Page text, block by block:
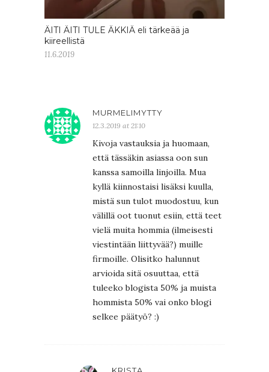
ÄITI ÄITI TULE ÄKKIÄ eli tärkeää ja
kiireellistä
11.6.2019
MURMELIMYTTY
12.3.2019 at 21:10
Kivoja vastauksia ja huomaan,
että tässäkin asiassa oon sun
kanssa samoilla linjoilla. Mua
kyllä kiinnostaisi lisäksi kuulla,
mistä sun tulot muodostuu, kun
välillä oot tuonut esiin, että teet
vielä muita hommia (ilmeisesti
viestintään liittyvää?) muille
firmoille. Olisitko halunnut
arvioida sitä osuuttaa, että
tuleeko blogista 50% ja muista
hommista 50% vai onko blogi
selkee päätyö? :)
KRISTA